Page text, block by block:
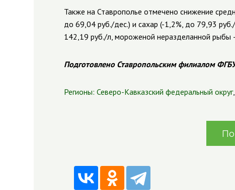
Также на Ставрополье отмечено снижение
до 69,04 руб./дес.) и сахар (-1,2%, до 79,93
142,19 руб./л, мороженой неразделанной рыбы
Подготовлено Ставропольским филиалом
Регионы: Северо-Кавказский федеральный округ,